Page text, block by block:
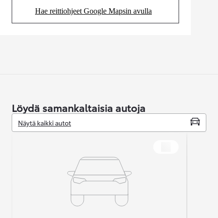
Hae reittiohjeet Google Mapsin avulla
(Aukeaa uudessa välilehdessä)
Löydä samankaltaisia autoja
Näytä kaikki autot